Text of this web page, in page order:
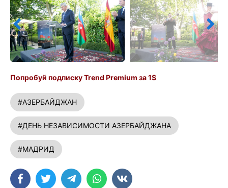
Попробуй подписку Trend Premium за 1$
#АЗЕРБАЙДЖАН
#ДЕНЬ НЕЗАВИСИМОСТИ АЗЕРБАЙДЖАНА
#МАДРИД